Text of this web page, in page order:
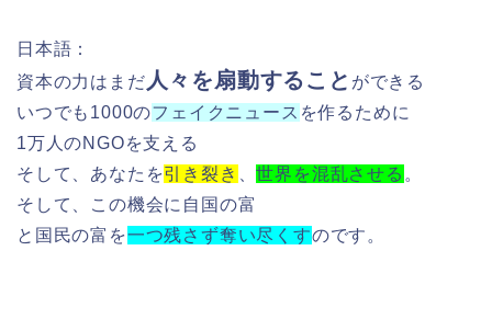
日本語：
資本の力はまだ 人々を扇動すること ができる
いつでも1000のフェイクニュース を作るために
1万人のNGOを支える
そして、あなたを引き裂き 、世界を混乱させる 。
そして、この機会に自国の富
と国民の富を一つ残さず奪い尽くすのです。